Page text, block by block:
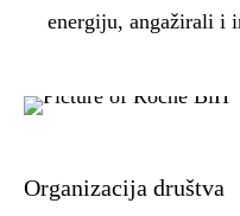
energiju, angažirali i
Organizacija društva